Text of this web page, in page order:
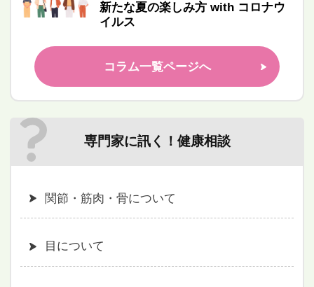
新たな夏の楽しみ方 with コロナウ
イルス
コラム一覧ページへ
専門家に訊く！健康相談
関節・筋肉・骨について
目について